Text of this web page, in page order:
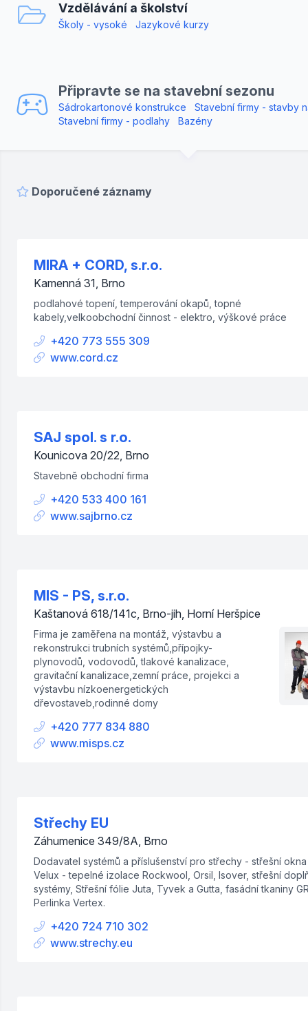
Vzdělávání a školství
Školy - vysoké Jazykové kurzy
Připravte se na stavební sezonu
Sádrokartonové konstrukce
Stavební firmy - stavby
Stavební firmy - podlahy
Bazény
Doporučené záznamy
MIRA + CORD, s.r.o.
Kamenná 31, Brno
podlahové topení, temperování okapů, topné
kabely,velkoobchodní činnost - elektro, výškové práce
+420 773 555 309
www.cord.cz
SAJ spol. s r.o.
Kounicova 20/22, Brno
Stavebně obchodní firma
+420 533 400 161
www.sajbrno.cz
MIS - PS, s.r.o.
Kaštanová 618/141c, Brno-jih, Horní Heršpice
Firma je zaměřena na montáž, výstavbu a
rekonstrukci trubních systémů,přípojky-
plynovodů, vodovodů, tlakové kanalizace,
gravitační kanalizace,zemní práce, projekci a
výstavbu nízkoenergetických
dřevostaveb,rodinné domy
+420 777 834 880
www.misps.cz
Střechy EU
Záhumenice 349/8A, Brno
Dodavatel systémů a příslušenství pro střechy - střešní okna
Velux - tepelné izolace Rockwool, Orsil, Isover, střešní
systémy, Střešní fólie Juta, Tyvek a Gutta, fasádní tkaniny
Perlinka Vertex.
+420 724 710 302
www.strechy.eu